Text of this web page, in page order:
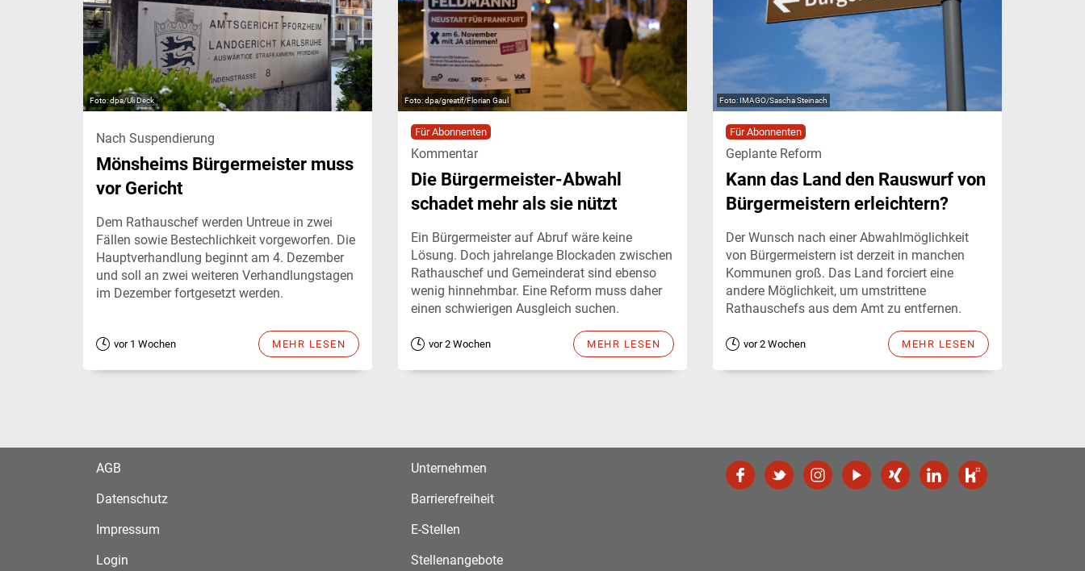
dpa/Uli Deck
Nach Suspendierung
Mönsheims Bürgermeister muss
vor Gericht
Dem Rathauschef werden Untreue in zwei
Fällen sowie Bestechlichkeit vorgeworfen. Die
Hauptverhandlung beginnt am 4. Dezember
und soll an zwei weiteren Verhandlungstagen
im Dezember fortgesetzt werden.
vor 1 Wochen MEHR LESEN
dpa/greatif/Florian Gaul
Für Abonnenten
Kommentar
Die Bürgermeister-Abwahl
schadet mehr als sie nützt
Ein Bürgermeister auf Abruf wäre keine
Lösung. Doch jahrelange Blockaden zwischen
Rathauschef und Gemeinderat sind ebenso
wenig hinnehmbar. Eine Reform muss daher
einen schwierigen Ausgleich suchen.
vor 2 Wochen MEHR LESEN
IMAGO/Sascha Steinach
Für Abonnenten
Geplante Reform
Kann das Land den Rauswurf von
Bürgermeistern erleichtern?
Der Wunsch nach einer Abwahlmöglichkeit
von Bürgermeistern ist derzeit in manchen
Kommunen groß. Das Land forciert eine
andere Möglichkeit, um umstrittene
Rathauschefs aus dem Amt zu entfernen.
vor 2 Wochen MEHR LESEN
AGB
Datenschutz
Impressum
Login
Unternehmen
Barrierefreiheit
E-Stellen
Stellenangebote